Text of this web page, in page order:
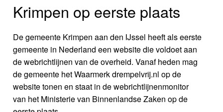
Krimpen op eerste plaats
De gemeente Krimpen aan den IJssel heeft als eerste
gemeente in Nederland een website die voldoet aan
de webrichtlijnen van de overheid. Vanaf heden mag
de gemeente het Waarmerk drempelvrij.nl op de
website tonen en staat in de webrichtlijnenmonitor
van het Ministerie van Binnenlandse Zaken op de